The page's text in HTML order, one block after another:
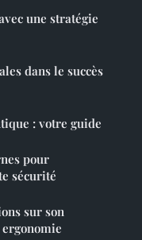
une stratégie
dans le succès
: votre guide
pour
sécurité
sur son